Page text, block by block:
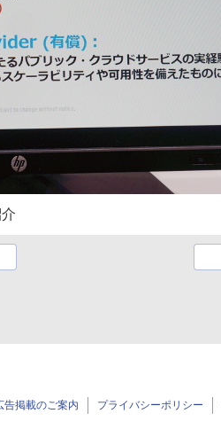
告掲載のご案内 プライバシーポリシー